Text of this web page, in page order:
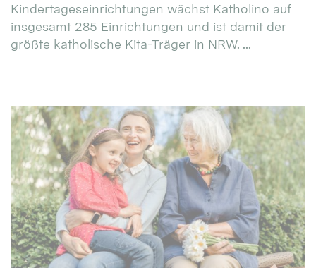
Kindertageseinrichtungen wächst Katholino auf
insgesamt 285 Einrichtungen und ist damit der
größte katholische Kita-Träger in NRW. ...